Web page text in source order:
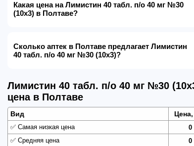
Какая цена на Лимистин 40 табл. п/о 40 мг №30
(10х3) в Полтаве?
Сколько аптек в Полтаве предлагает Лимистин
40 табл. п/о 40 мг №30 (10х3)?
Лимистин 40 табл. п/о 40 мг №30
цена в Полтаве
Вид Цена,
✅ Самая низкая цена
0
✅ Средняя цена
0